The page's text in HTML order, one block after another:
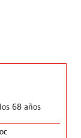
68 años